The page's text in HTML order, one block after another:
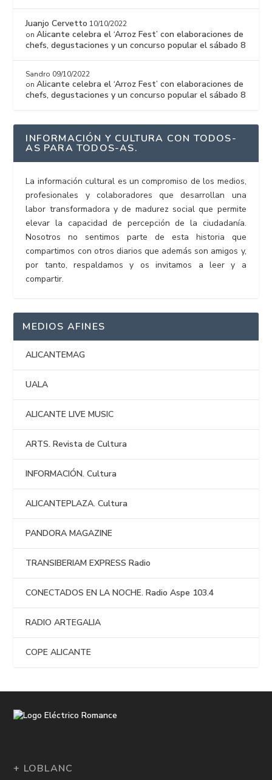
Juanjo Cervetto 10/10/2022
onAlicante celebra el ‘Arroz Fest’ con elaboraciones de
chefs, degustaciones y un concurso popular el sábado 8
Sandro 09/10/2022
onAlicante celebra el ‘Arroz Fest’ con elaboraciones de
chefs, degustaciones y un concurso popular el sábado 8
INFORMACIÓN Y CULTURA CON TODOS-
AS PARA TODOS-AS.
La información cultural es un compromiso de los medios,
profesionales y colaboradores que desarrollan una
labor transformadora y de madurez social que permite
elevar la capacidad de percepción de la ciudadanía.
Nosotros no sentimos parte de esta historia que
compartimos con otros diarios que además son amigos y,
por tanto, respaldamos y os invitamos a leer y a
compartir.
MEDIOS AFINES
ALICANTEMAG
UALA
ALICANTE LIVE MUSIC
ARTS. Revista de Cultura
INFORMACIÓN. Cultura
ALICANTEPLAZA. Cultura
PANDORA MAGAZINE
TRANSIBERIAM EXPRESS Radio
CONECTADOS EN LA NOCHE. Radio Aspe 103.4
RADIO ARTEGALIA
COPE ALICANTE
+ LOBLANC